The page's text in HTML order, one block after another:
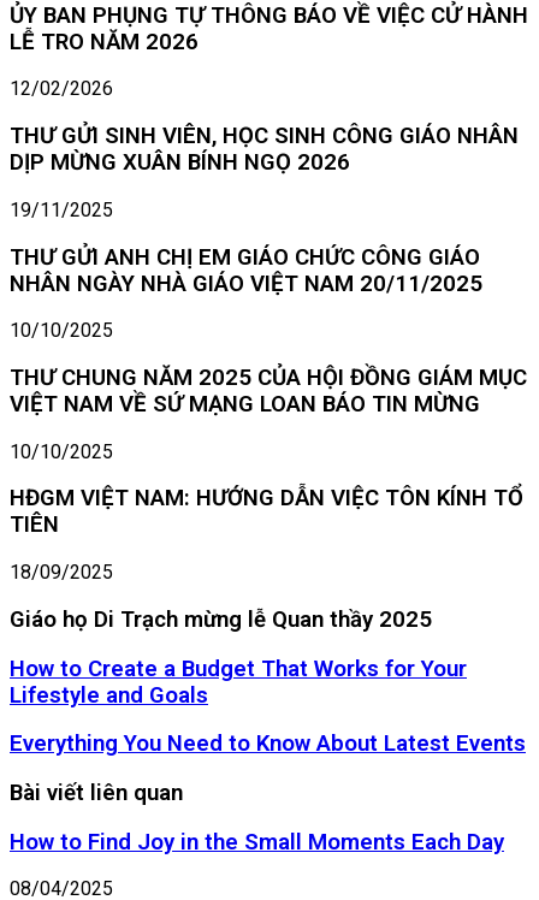
ỦY BAN PHỤNG TỰ THÔNG BÁO VỀ VIỆC CỬ HÀNH
LỄ TRO NĂM 2026
12/02/2026
THƯ GỬI SINH VIÊN, HỌC SINH CÔNG GIÁO NHÂN
DỊP MỪNG XUÂN BÍNH NGỌ 2026
19/11/2025
THƯ GỬI ANH CHỊ EM GIÁO CHỨC CÔNG GIÁO
NHÂN NGÀY NHÀ GIÁO VIỆT NAM 20/11/2025
10/10/2025
THƯ CHUNG NĂM 2025 CỦA HỘI ĐỒNG GIÁM MỤC
VIỆT NAM VỀ SỨ MẠNG LOAN BÁO TIN MỪNG
10/10/2025
HĐGM VIỆT NAM: HƯỚNG DẪN VIỆC TÔN KÍNH TỔ
TIÊN
18/09/2025
Giáo họ Di Trạch mừng lễ Quan thầy 2025
How
to
Create
a
Budget
That
Works
Your
and
How to Create a Budget That Works for Your
Lifestyle and Goals
Everything
Need
Know
About
Latest
Everything You Need to Know About Latest Events
Bài viết liên quan
How to Find Joy in the Small Moments Each Day
08/04/2025